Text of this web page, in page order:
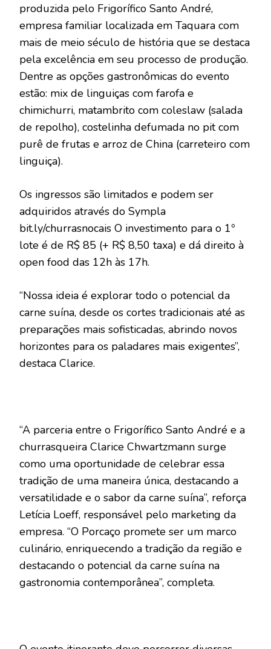
produzida pelo Frigorífico Santo André,
empresa familiar localizada em Taquara com
mais de meio século de história que se destaca
pela excelência em seu processo de produção.
Dentre as opções gastronômicas do evento
estão: mix de linguiças com farofa e
chimichurri, matambrito com coleslaw (salada
de repolho), costelinha defumada no pit com
purê de frutas e arroz de China (carreteiro com
linguiça).
Os ingressos são limitados e podem ser
adquiridos através do Sympla
bit.ly/churrasnocais O investimento para o 1º
lote é de R$ 85 (+ R$ 8,50 taxa) e dá direito à
open food das 12h às 17h.
“Nossa ideia é explorar todo o potencial da
carne suína, desde os cortes tradicionais até as
preparações mais sofisticadas, abrindo novos
horizontes para os paladares mais exigentes”,
destaca Clarice.
“A parceria entre o Frigorífico Santo André e a
churrasqueira Clarice Chwartzmann surge
como uma oportunidade de celebrar essa
tradição de uma maneira única, destacando a
versatilidade e o sabor da carne suína”, reforça
Letícia Loeff, responsável pelo marketing da
empresa. “O Porcaço promete ser um marco
culinário, enriquecendo a tradição da região e
destacando o potencial da carne suína na
gastronomia contemporânea”, completa.